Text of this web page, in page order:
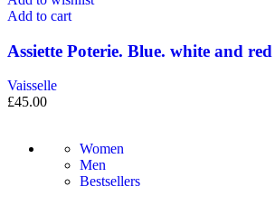
Add to cart
Assiette Poterie. Blue. white and red
Vaisselle
£45.00
Women
Men
Bestsellers